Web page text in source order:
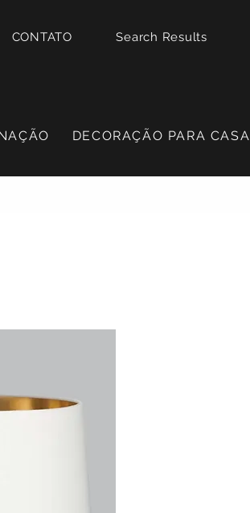
CONTATO Search Results
DECORAÇÃO PARA CASA